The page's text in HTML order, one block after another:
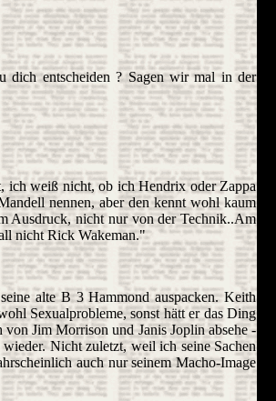
dich entscheiden ? Sagen wir mal in der
ich weiß nicht, ob ich Hendrix oder Zappa
nennen, aber den kennt wohl kaum
Ausdruck, nicht nur von der Technik..Am
nicht Rick Wakeman."
alte B 3 Hammond auspacken. Keith
Sexualprobleme, sonst hätt er das Ding
Jim Morrison und Janis Joplin absehe -
Nicht zuletzt, weil ich seine Sachen
auch nur seinem Macho-Image